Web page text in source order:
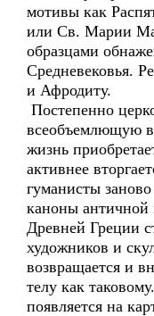
мотивы как
или Св. Марии
образцами
Средневековья.
и Афродиту.
Постепенно
всеобъемлющую
жизнь
активнее
гуманисты
каноны античной
Древней Греции
художников и
возвращается и
телу как
появляется на